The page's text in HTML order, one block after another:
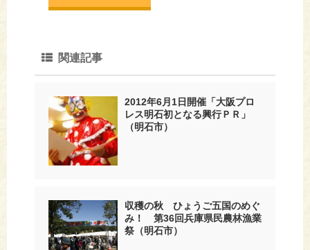
関連記事
2012年6月1日開催「大阪プロ
レス明石初となる興行ＰＲ」
（明石市）
収穫の秋 ひょうご五国のめぐ
み！ 第36回兵庫県民農林漁業
祭（明石市）